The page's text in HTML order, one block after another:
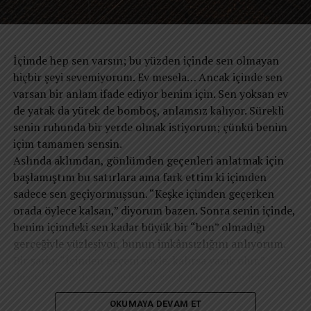
Bugün birçok kişi gün boyunca yüzlerce bilgiye maruz
kalıyor. Ama gece yatağa başını koyduğunda tek bir
Belki de asıl mesele teknoloji değildir. Teknoloji, insan
aklının büyük başarılarından biridir. Sorun, teknolojinin
dikkatimizi yönetmesine izin verdiğimiz noktada başlıyor.
Çünkü dikkat yalnızca zihinsel bir süreç değildir. Dikkat,
hayatın yönünü belirleyen pusuladır. Neye dikkat
ediyorsanız, zamanınızı oraya verirsiniz. Zamanınızı
nereye veriyorsanız, hayatınızı da oraya verirsiniz. Ve
hayatınızı nereye verdiyseniz, sonunda kim olduğunuzu
da o belirler.
Bu nedenle modern insanın en önemli mücadelesi
zamana karşı değildir. Dikkatine sahip çıkabilme
mücadelesidir. Çünkü geleceğin en özgür insanları, en
fazla bilgiye sahip olanlar değil; dikkatini koruyabilenler
Zamanınızı nereye veriyorsanız, hayatınızı da oraya
ruhumuzda derin bir yetersizlik hissiyle baş başa
içinde “kendimiz” kalabilmenin ve öz saygımızı
koruyabilmenin en büyük başarı olduğudur.
İçimde hep sen varsın; bu yüzden içinde sen olmayan
hiçbir şeyi sevemiyorum. Ev mesela… Ancak içinde sen
varsan bir anlam ifade ediyor benim için. Sen yoksan ev
de yatak da yürek de bomboş, anlamsız kalıyor. Sürekli
senin ruhunda bir yerde olmak istiyorum; çünkü benim
içim tamamen sensin.
​Aslında aklımdan, gönlümden geçenleri anlatmak için
başlamıştım bu satırlara ama fark ettim ki içimden
sadece sen geçiyormuşsun. “Keşke içimden geçerken
orada öylece kalsan,” diyorum bazen. Sonra senin içinde,
benim içimdeki sen kadar büyük bir “ben” olmadığı
gerçeğiyle yüzleşiyor, bunun imkânsızlığını anlıyorum.
hariç… İçimde saklamak istediğim tek şey sensin ama sen
OKUMAYA DEVAM ET